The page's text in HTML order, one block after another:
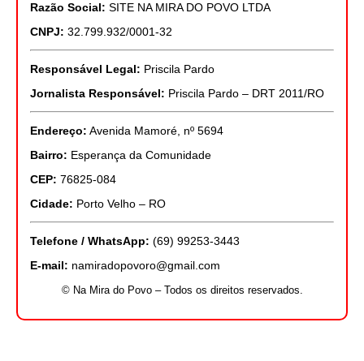
Razão Social: SITE NA MIRA DO POVO LTDA
CNPJ: 32.799.932/0001-32
Responsável Legal: Priscila Pardo
Jornalista Responsável: Priscila Pardo – DRT 2011/RO
Endereço: Avenida Mamoré, nº 5694
Bairro: Esperança da Comunidade
CEP: 76825-084
Cidade: Porto Velho – RO
Telefone / WhatsApp: (69) 99253-3443
E-mail: namiradopovoro@gmail.com
© Na Mira do Povo – Todos os direitos reservados.